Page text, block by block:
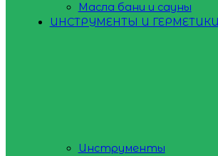
Масла бани и сауны
ИНСТРУМЕНТЫ И ГЕРМЕТИКИ
Инструменты